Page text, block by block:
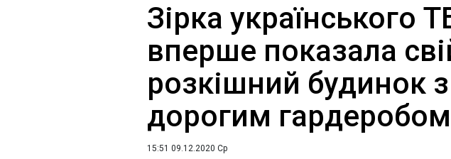
Зірка українського
вперше показала
розкішний будинок з
дорогим
15:51 09.12.2020 Ср